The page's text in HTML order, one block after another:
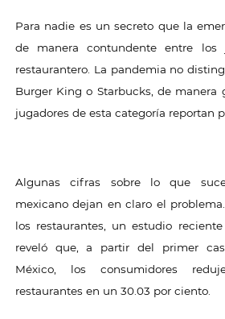
Para nadie es un secreto que la
de manera contundente entre los
restaurantero. La pandemia no
Burger King o Starbucks, de manera
jugadores de esta categoría reportan
Algunas cifras sobre lo que
mexicano dejan en claro el
los restaurantes, un estudio
reveló que, a partir del primer
México, los consumidores
restaurantes en un 30.03 por ciento.